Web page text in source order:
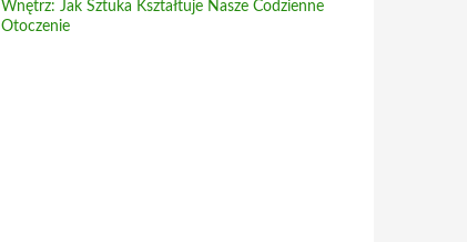
Wnętrz: Jak Sztuka Kształtuje Nasze Codzienne
Otoczenie